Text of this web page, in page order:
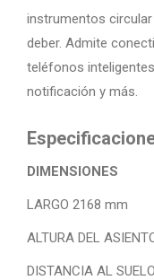
instrumentos
deber. Admite
teléfonos
notificación y más.
DIMENSIONES
LARGO 2168 mm
ALTURA DEL
DISTANCIA AL